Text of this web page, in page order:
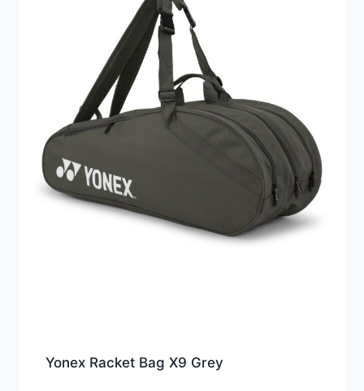
Yonex Racket Bag X9 Grey